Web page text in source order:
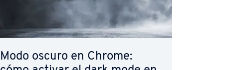
Modo oscuro en Chrome: